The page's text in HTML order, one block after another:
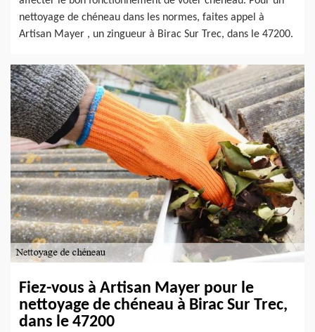
nettoyage de chéneau dans les normes, faites appel à
Artisan Mayer , un zingueur à Birac Sur Trec, dans le 47200.
Fiez-vous à Artisan Mayer pour le
nettoyage de chéneau à Birac Sur Trec,
dans le 47200